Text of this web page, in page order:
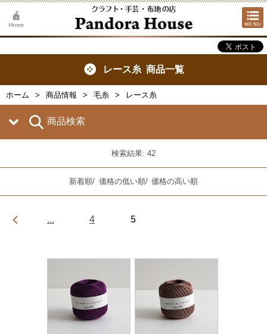
レース糸 商品一覧
ホーム 商品情報 毛糸 レース糸
商品検索
検索結果: 42
新着順/ 価格の低い順/ 価格の高い順
... 4 5